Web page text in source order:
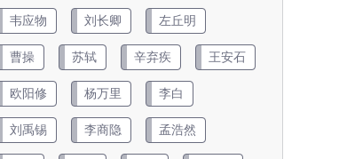
韦应物 刘长卿 左丘明
曹操 苏轼 辛弃疾 王安石
欧阳修 杨万里 李白
刘禹锡 李商隐 孟浩然